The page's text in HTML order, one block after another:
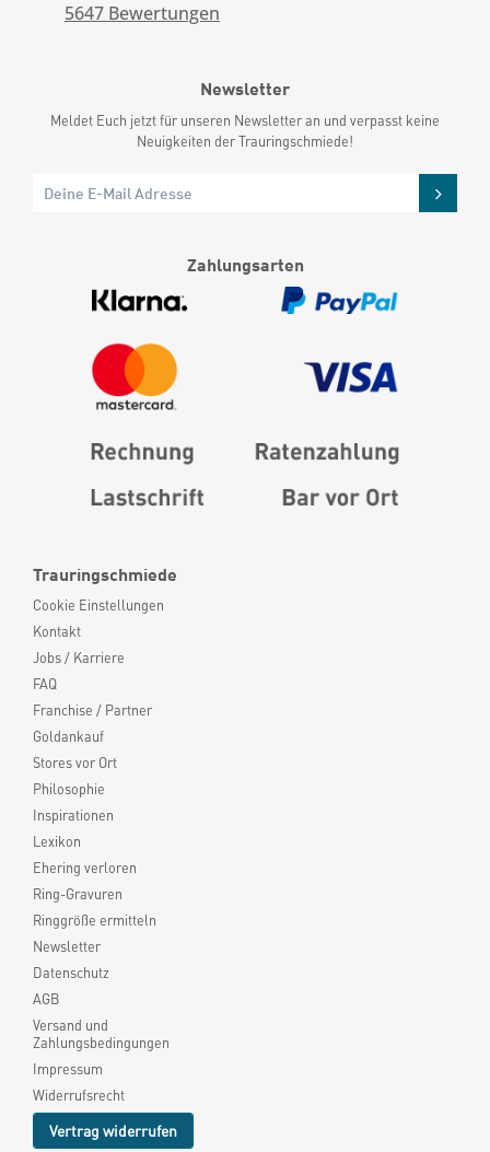
Trauringschmiede
Cookie Einstellungen
Kontakt
Jobs / Karriere
FAQ
Franchise / Partner
Goldankauf
Stores vor Ort
Philosophie
Inspirationen
Lexikon
Ehering verloren
Ring-Gravuren
Ringgröße ermitteln
Newsletter
Datenschutz
AGB
Versand und
Zahlungsbedingungen
Impressum
Widerrufsrecht
Vertrag widerrufen
5647 Bewertungen
Newsletter
Meldet Euch jetzt für unseren Newsletter an und verpasst keine
Neuigkeiten der Trauringschmiede!
Zahlungsarten